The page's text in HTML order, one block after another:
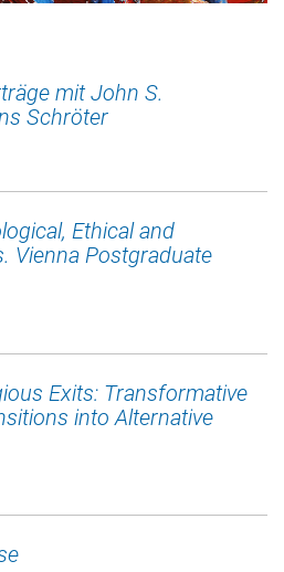
mit John S.
Schröter
Ethical and
Vienna Postgraduate
Exits: Transformative
into Alternative